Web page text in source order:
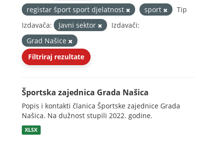
registar šport sport djelatnost
sport
Tip
Izdavača:
Javni sektor
Izdavači:
Grad Našice
Filtriraj rezultate
Športska zajednica Grada Našica
Popis i kontakti članica Športske zajednice Grada
Našica. Na dužnost stupili 2022. godine.
XLSX